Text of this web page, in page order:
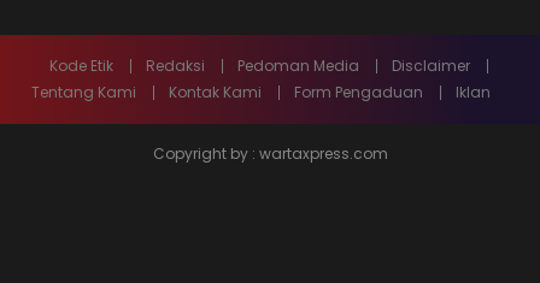
Kode Etik Redaksi Pedoman Media
Disclaimer
Tentang Kami
Kontak Kami Form Pengaduan Iklan
Copyright by : wartaxpress.com